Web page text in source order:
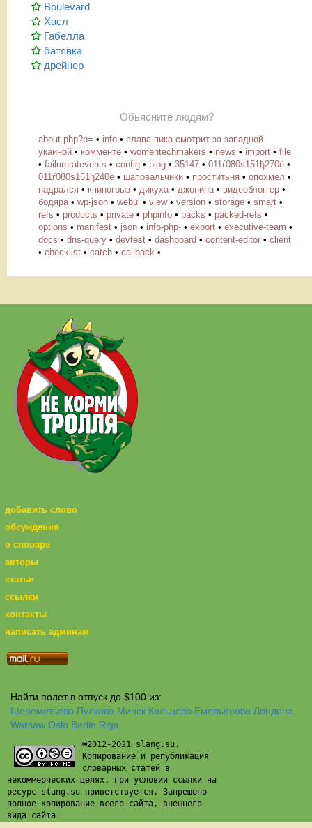
Boulevard
Хасл
Габелла
батявка
дрейнер
Обьясните людям?
about.php?p= • info • слава пика смотрит за западной
укаиной • комменте • womentechmakers • news • import • file
• failureratevents • config • blog • 35147 • 011ѓ080ѕ151ђ270ё •
011ѓ080ѕ151ђ240ё • шаповальчики • проститьня • опохмел •
надрался • кпиногрыз • дикуха• джонина• видеоблоггер •
бодяра• wp-json • webui • view• version • storage • smart •
refs • products • private • phpinfo • packs • packed-refs •
options • manifest • json • info-php- • export • executive-team •
docs • dns-query • devfest • dashboard • content-editor • client
• checklist • catch • callback •
добавить слово
обсуждения
о словаре
авторы
статьи
ссылки
контакты
написать админам
Найти полет в отпуск до $100 из:
Шереметьево Пулково Минск Кольцово Емельяново Лондона
Warsaw Oslo Berlin Riga
©2012-2021 slang.su.
Копирование и републикация
словарных статей в
некоммерческих целях, при условии ссылки на
ресурс slang.su приветствуется. Запрещено
полное копирование всего сайта, внешнего
вида сайта.